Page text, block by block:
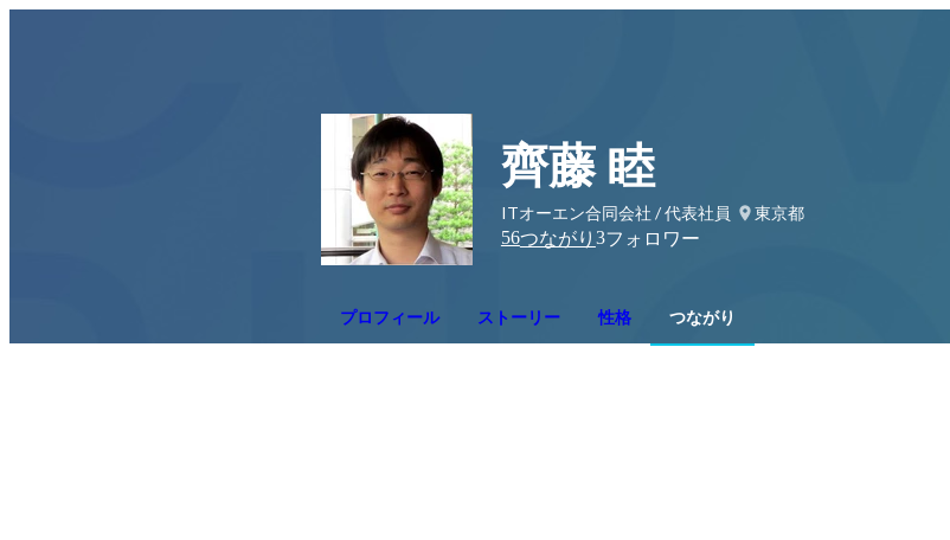
齊藤 睦
ITオーエン合同会社 / 代表社員
東京都
56つながり 3フォロワー
プロフィール ストーリー 性格 つながり